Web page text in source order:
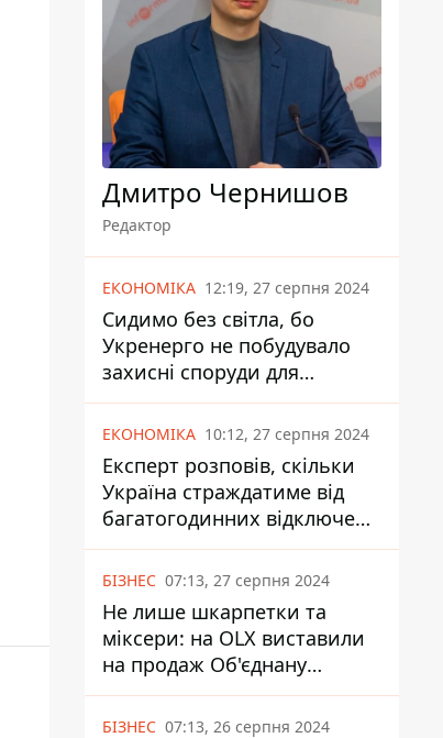
Дмитро Чернишов
Редактор
ЕКОНОМІКА 12:19, 27 серпня 2024
Сидимо без світла, бо
Укренерго не побудувало
захисні споруди для
енергетики - нардеп
Кучеренко
ЕКОНОМІКА 10:12, 27 серпня 2024
Експерт розповів, скільки
Україна страждатиме від
багатогодинних відключень
світла
БІЗНЕС 07:13, 27 серпня 2024
Не лише шкарпетки та
міксери: на OLX виставили
на продаж Об'єднану
Гірнично-Хімічну Компанію
за багато мільярдів
БІЗНЕС 07:13, 26 серпня 2024